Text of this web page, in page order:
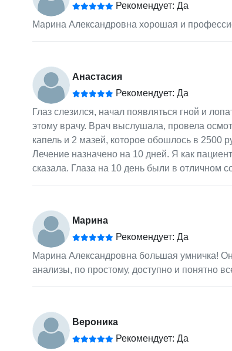
Рекомендует: Да
Марина Александровна хорошая и
Анастасия
Рекомендует: Да
Глаз слезился, начал появляться гной и
этому врачу. Врач выслушала, провела
капель и 2 мазей, которое обошлось в 2500
Лечение назначено на 10 дней. Я как
сказала. Глаза на 10 день были в отличном
Марина
Рекомендует: Да
Марина Александровна большая умничка!
анализы, по простому, доступно и понятно
Вероника
Рекомендует: Да